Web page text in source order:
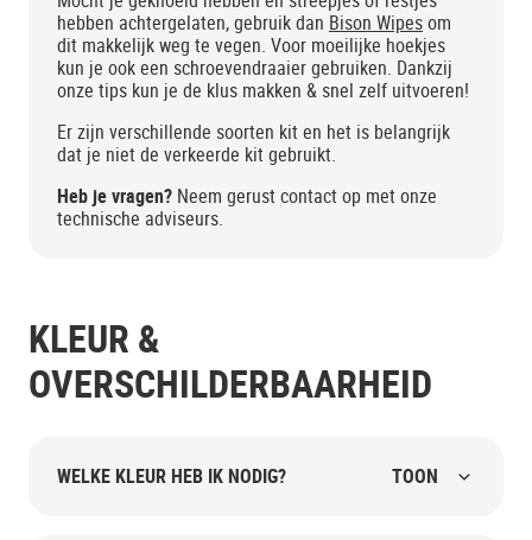
hebben achtergelaten, gebruik dan Bison Wipesom
dit makkelijk weg te vegen. Voor moeilijke hoekjes
kun je ook een schroevendraaier gebruiken. Dankzij
onze tips kun je de klus makken & snel zelf uitvoeren!
Er zijn verschillende soorten kit en het is belangrijk
dat je niet de verkeerde kit gebruikt.
Heb je vragen? Neem gerust contact op met onze
technische adviseurs.
KLEUR &
OVERSCHILDERBAARHEID
WELKE KLEUR HEB IK NODIG? TOON